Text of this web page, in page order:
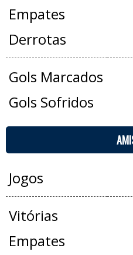
Empates
Derrotas
Gols Marcados
Gols Sofridos
Jogos
Vitórias
Empates